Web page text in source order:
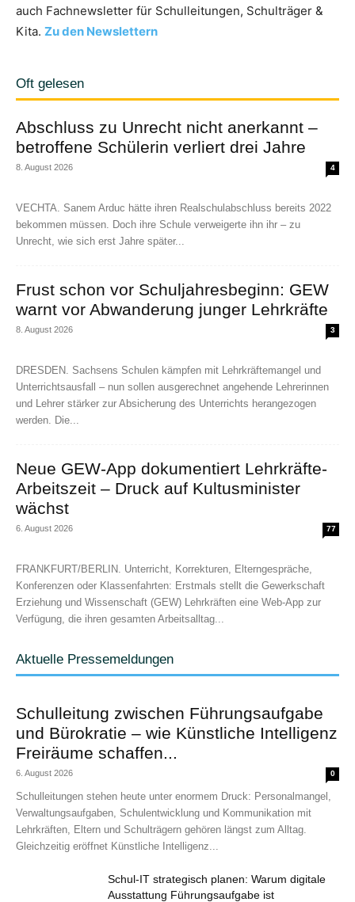
auch Fachnewsletter für Schulleitungen, Schulträger &
Kita. Zu den Newslettern
Oft gelesen
Abschluss zu Unrecht nicht anerkannt –
betroffene Schülerin verliert drei Jahre
8. August 2026 4
VECHTA. Sanem Arduc hätte ihren Realschulabschluss bereits 2022
bekommen müssen. Doch ihre Schule verweigerte ihn ihr – zu
Unrecht, wie sich erst Jahre später...
Frust schon vor Schuljahresbeginn: GEW
warnt vor Abwanderung junger Lehrkräfte
8. August 2026 3
DRESDEN. Sachsens Schulen kämpfen mit Lehrkräftemangel und
Unterrichtsausfall – nun sollen ausgerechnet angehende Lehrerinnen
und Lehrer stärker zur Absicherung des Unterrichts herangezogen
werden. Die...
Neue GEW-App dokumentiert Lehrkräfte-
Arbeitszeit – Druck auf Kultusminister
wächst
6. August 2026 77
FRANKFURT/BERLIN. Unterricht, Korrekturen, Elterngespräche,
Konferenzen oder Klassenfahrten: Erstmals stellt die Gewerkschaft
Erziehung und Wissenschaft (GEW) Lehrkräften eine Web-App zur
Verfügung, die ihren gesamten Arbeitsalltag...
Aktuelle Pressemeldungen
Schulleitung zwischen Führungsaufgabe
und Bürokratie – wie Künstliche Intelligenz
Freiräume schaffen...
6. August 2026 0
Schulleitungen stehen heute unter enormem Druck: Personalmangel,
Verwaltungsaufgaben, Schulentwicklung und Kommunikation mit
Lehrkräften, Eltern und Schulträgern gehören längst zum Alltag.
Gleichzeitig eröffnet Künstliche Intelligenz...
Schul-IT strategisch planen: Warum digitale
Ausstattung Führungsaufgabe ist